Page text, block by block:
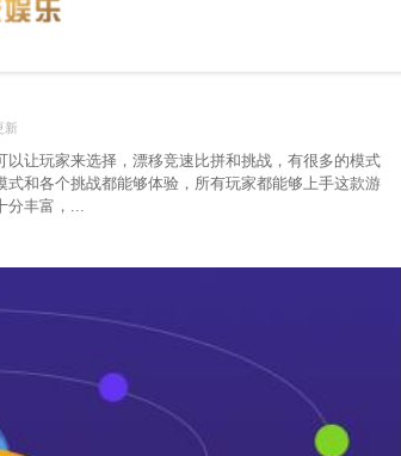
新
让玩家来选择，漂移竞速比拼和挑战，有很多的模式
和各个挑战都能够体验，所有玩家都能够上手这款游
分丰富，...